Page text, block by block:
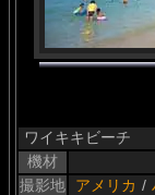
ワイキキビーチ
機材
撮影地
アメリカ /